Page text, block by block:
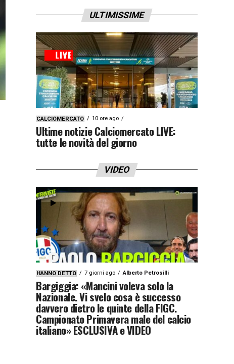
ULTIMISSIME
CALCIOMERCATO 10 ore ago
Ultime notizie Calciomercato LIVE:
tutte le novità del giorno
VIDEO
HANNO DETTO 7 giorni ago Alberto Petrosilli
Bargiggia: «Mancini voleva solo la
Nazionale. Vi svelo cosa è successo
davvero dietro le quinte della FIGC.
Campionato Primavera male del calcio
italiano» ESCLUSIVA e VIDEO